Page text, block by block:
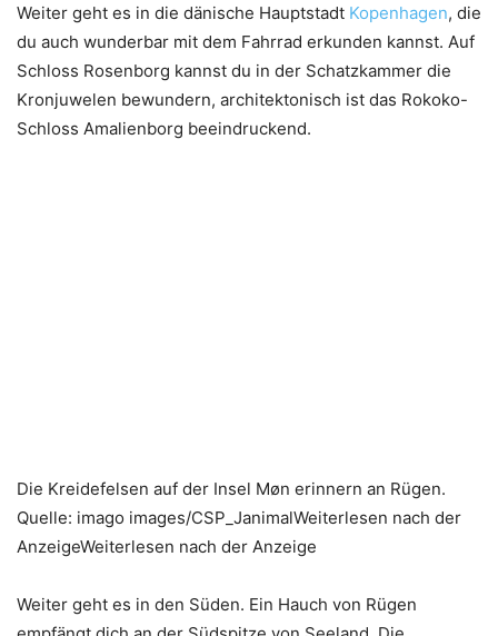
Weiter geht es in die dänische Hauptstadt Kopenhagen, die
du auch wunderbar mit dem Fahrrad erkunden kannst. Auf
Schloss Rosenborg kannst du in der Schatzkammer die
Kronjuwelen bewundern, architektonisch ist das Rokoko-
Schloss Amalienborg beeindruckend.
Die Kreidefelsen auf der Insel Møn erinnern an Rügen.
Quelle: imago images/CSP_JanimalWeiterlesen nach der
AnzeigeWeiterlesen nach der Anzeige
Weiter geht es in den Süden. Ein Hauch von Rügen